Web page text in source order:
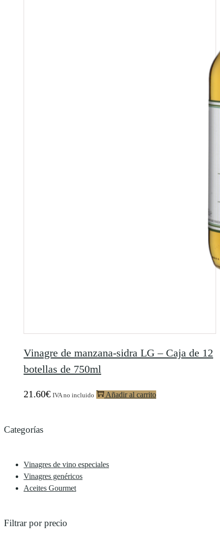
Vinagre de manzana-sidra LG – Caja de 12
botellas de 750ml
21.60€ IVA no incluido Añadir al carrito
Categorías
Vinagres de vino especiales
Vinagres genéricos
Aceites Gourmet
Filtrar por precio